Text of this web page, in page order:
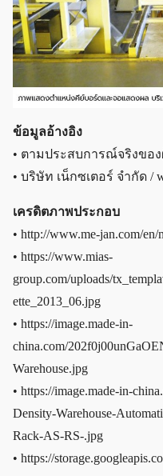
ข้อมูลอ้างอิง
• ตามประสบการณ์จริงของ
• บริษัท เน็กซเตอร์ จำกัด /
เครดิตภาพประกอบ
• http://www.me-jan.com/en/
• https://www.mias-
group.com/uploads/
ette_2013_06.jpg
• https://image.made-in-
china.com/
Warehouse.jpg
• https://image.made-in-
Density-Warehouse-
Rack-AS-RS-.jpg
• https://